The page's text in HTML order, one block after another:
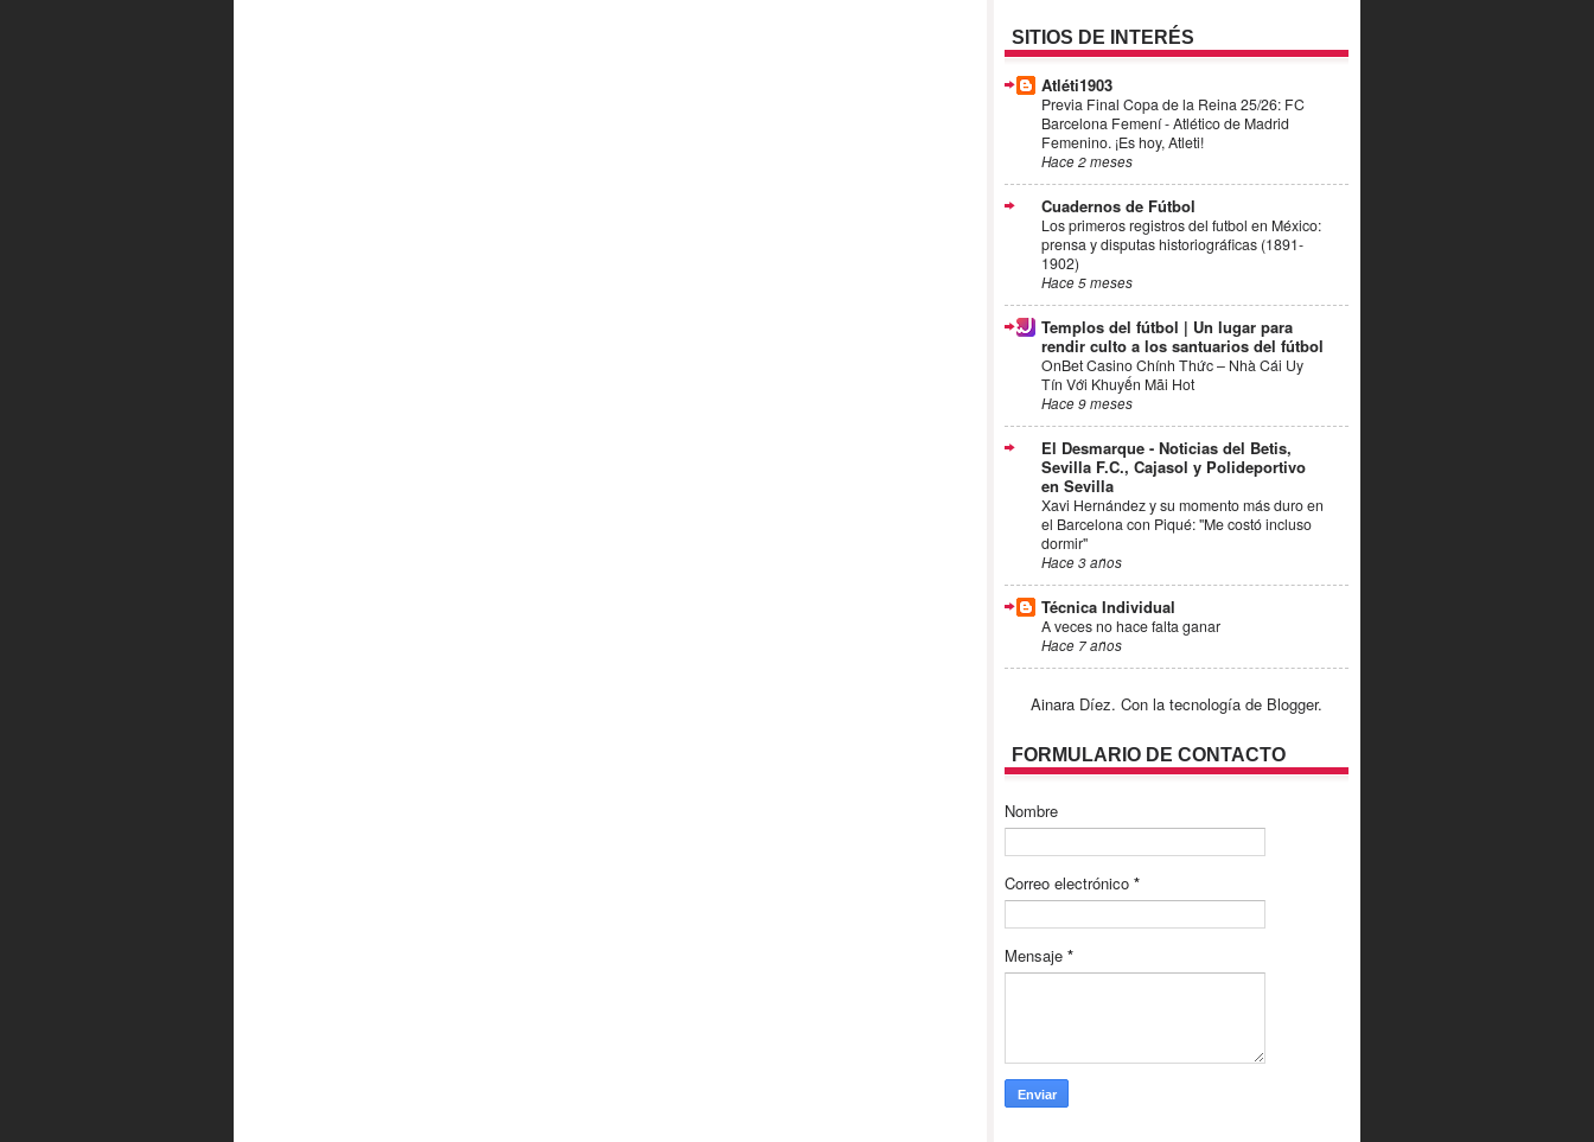
SITIOS DE INTERÉS
Atléti1903
Previa Final Copa de la Reina 25/26: FC
Barcelona Femení - Atlético de Madrid
Femenino. ¡Es hoy, Atleti!
Hace 2 meses
Cuadernos de Fútbol
Los primeros registros del futbol en México:
prensa y disputas historiográficas (1891-
1902)
Hace 5 meses
Templos del fútbol | Un lugar para
rendir culto a los santuarios del fútbol
OnBet Casino Chính Thức – Nhà Cái Uy
Tín Với Khuyến Mãi Hot
Hace 9 meses
El Desmarque - Noticias del Betis,
Sevilla F.C., Cajasol y Polideportivo
en Sevilla
Xavi Hernández y su momento más duro en
el Barcelona con Piqué: "Me costó incluso
dormir"
Hace 3 años
Técnica Individual
A veces no hace falta ganar
Hace 7 años
Ainara Díez. Con la tecnología de Blogger.
FORMULARIO DE CONTACTO
Nombre
Correo electrónico *
Mensaje *